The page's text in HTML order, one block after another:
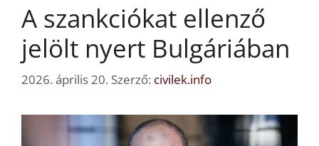
A szankciókat ellenző
jelölt nyert Bulgáriában
2026. április 20. Szerző: civilek.info